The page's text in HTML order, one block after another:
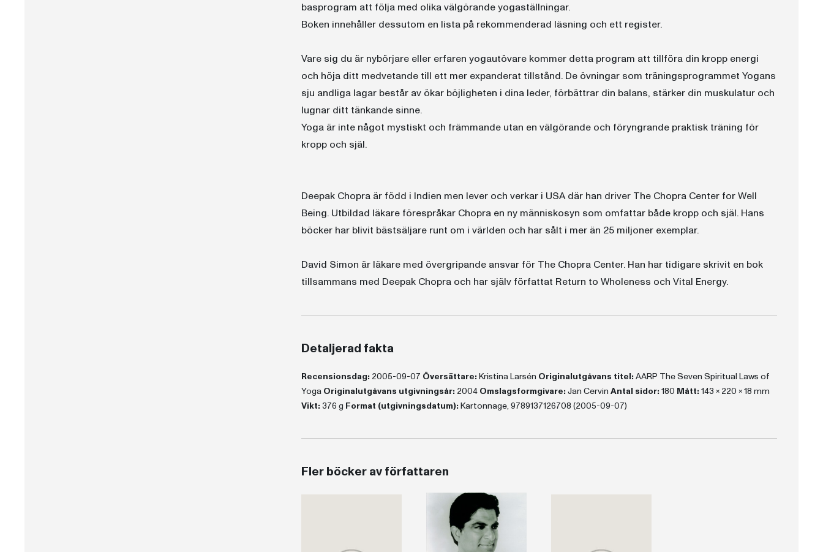
basprogram att följa med olika välgörande yogaställningar.
Boken innehåller dessutom en lista på rekommenderad läsning och ett register.
Vare sig du är nybörjare eller erfaren yogautövare kommer detta program att tillföra din kropp energi
och höja ditt medvetande till ett mer expanderat tillstånd. De övningar som träningsprogrammet Yogans
sju andliga lagar består av ökar böjligheten i dina leder, förbättrar din balans, stärker din muskulatur och
lugnar ditt tänkande sinne.
Yoga är inte något mystiskt och främmande utan en välgörande och föryngrande praktisk träning för
kropp och själ.
Deepak Chopra är född i Indien men lever och verkar i USA där han driver The Chopra Center for Well
Being. Utbildad läkare förespråkar Chopra en ny människosyn som omfattar både kropp och själ. Hans
böcker har blivit bästsäljare runt om i världen och har sålt i mer än 25 miljoner exemplar.
David Simon är läkare med övergripande ansvar för The Chopra Center. Han har tidigare skrivit en bok
tillsammans med Deepak Chopra och har själv författat Return to Wholeness och Vital Energy.
Detaljerad fakta
Recensionsdag: 2005-09-07 Översättare: Kristina Larsén Originalutgåvans titel: AARP The Seven Spiritual Laws of
Yoga Originalutgåvans utgivningsår: 2004 Omslagsformgivare: Jan Cervin Antal sidor: 180 Mått: 143 x 220 x 18 mm
Vikt: 376 g Format (utgivningsdatum): Kartonnage, 9789137126708 (2005-09-07)
Fler böcker av författaren